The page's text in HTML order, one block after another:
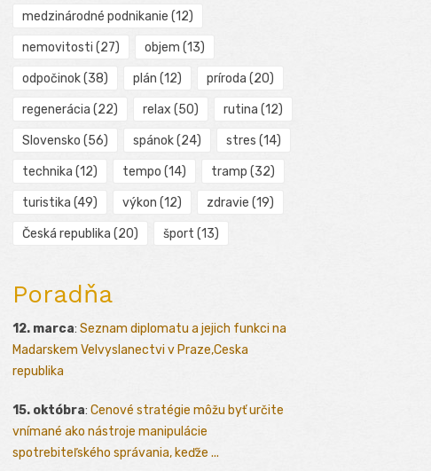
medzinárodné podnikanie (12)
nemovitosti (27) objem (13)
odpočinok(38) plán (12) príroda (20)
regenerácia (22) relax (50) rutina (12)
Slovensko (56) spánok(24) stres (14)
technika (12) tempo (14) tramp (32)
turistika (49) výkon (12) zdravie (19)
Česká republika (20) šport (13)
Poradňa
12. marca: Seznam diplomatu a jejich funkci na
Madarskem Velvyslanectvi v Praze,Ceska
republika
15. októbra: Cenové stratégie môžu byť určite
vnímané ako nástroje manipulácie
spotrebiteľského správania, keďže ...